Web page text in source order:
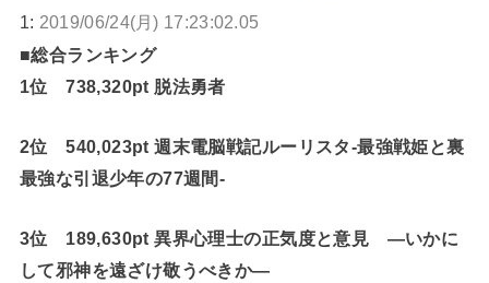
1: 2019/06/24(月) 17:23:02.05
■総合ランキング
1位 738,320pt 脱法勇者
2位 540,023pt 週末電脳戦記ルーリスタ-最強戦姫と裏
最強な引退少年の77週間-
3位 189,630pt 異界心理士の正気度と意見 ―いかに
して邪神を遠ざけ敬うべきか―